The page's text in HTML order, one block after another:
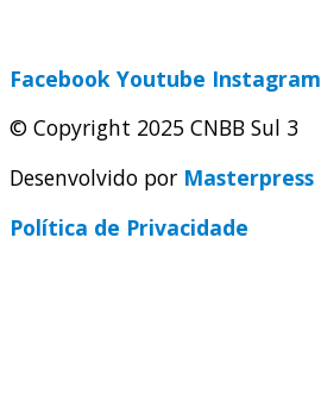
Facebook Youtube Instagram
© Copyright 2025 CNBB Sul 3
Desenvolvido por Masterpress
Política de Privacidade